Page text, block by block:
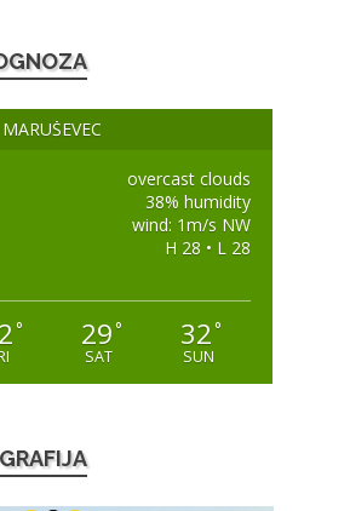
MARUŠEVEC
overcast clouds
38% humidity
wind: 1m/s NW
H 28 • L 28
° 29°
SAT
32°
SUN